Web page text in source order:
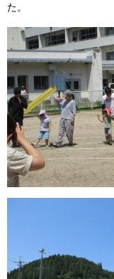
た。